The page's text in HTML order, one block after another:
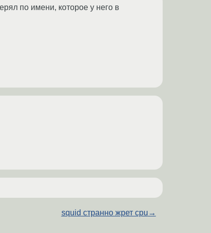
по имени, которое у него в
squid странно жрет cpu →